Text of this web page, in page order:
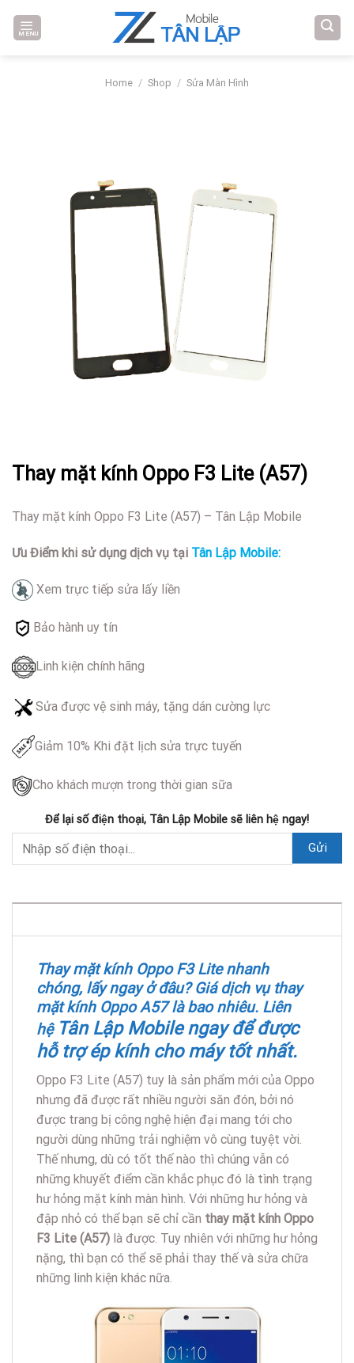
MENU
Home / Shop / Sửa Màn Hình
Thay mặt kính Oppo F3 Lite (A57)
Thay mặt kính Oppo F3 Lite (A57) – Tân Lập Mobile
Ưu Điểm khi sử dụng dịch vụ tại Tân Lập Mobile:
Xem trực tiếp sửa lấy liền
Bảo hành uy tín
Linh kiện chính hãng
Sửa được vệ sinh máy, tặng dán cường lực
Giảm 10% Khi đặt lịch sửa trực tuyến
Cho khách mượn trong thời gian sữa
Để lại số điện thoại, Tân Lập Mobile sẽ liên hệ ngay!
Thay mặt kính Oppo F3 Lite nhanh
chóng, lấy ngay ở đâu? Giá dịch vụ thay
mặt kính Oppo A57 là bao nhiêu. Liên
hệ TânLậpMobile ngay để được
hỗ trợ ép kính cho máy tốt nhất.
Oppo F3 Lite (A57) tuy là sản phẩm mới của Oppo
nhưng đã được rất nhiều người săn đón, bởi nó
được trang bị công nghệ hiện đại mang tới cho
người dùng những trải nghiệm vô cùng tuyệt vời.
Thế nhưng, dù có tốt thế nào thì chúng vẫn có
những khuyết điểm cần khắc phục đó là tình trạng
hư hỏng mặt kính màn hình. Với những hư hỏng và
đập nhỏ có thể bạn sẽ chỉ cần thay mặt kính Oppo
F3 Lite (A57) là được. Tuy nhiên với những hư hỏng
nặng, thì bạn có thể sẽ phải thay thế và sửa chữa
những linh kiện khác nữa.